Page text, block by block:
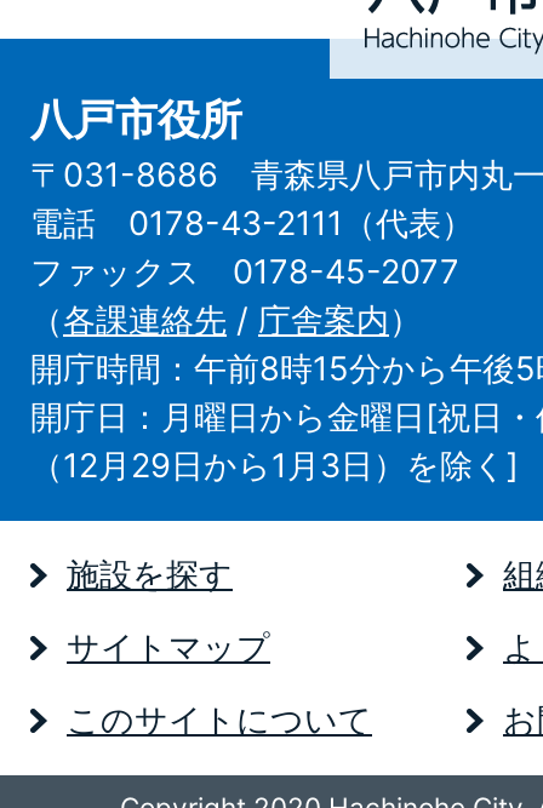
City
八戸市役所
〒031-8686 青森県八戸市内丸一
電話 0178-43-2111（代表）
ファックス 0178-45-2077
（各課連絡先 / 庁舎案内）
開庁時間：午前8時15分から午後
開庁日：月曜日から金曜日[祝日
（12月29日から1月3日）を除く]
施設を探す
サイトマップ
このサイトについて